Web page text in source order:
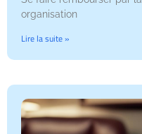
organisation
Lire la suite »